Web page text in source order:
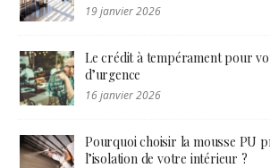
19 janvier 2026
Le crédit à tempérament pour
d’urgence
16 janvier 2026
Pourquoi choisir la mousse PU
l’isolation de votre intérieur ?